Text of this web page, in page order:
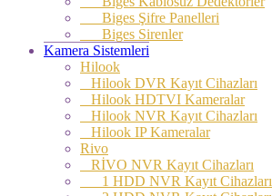
Biges Şifre Panelleri
Biges Sirenler
Kamera Sistemleri
Hilook
Hilook DVR Kayıt Cihazları
Hilook HDTVI Kameralar
Hilook NVR Kayıt Cihazları
Hilook IP Kameralar
Rivo
RİVO NVR Kayıt Cihazları
1 HDD NVR Kayıt Cihazları